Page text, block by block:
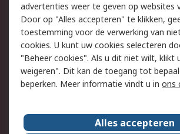
Wettelijk
Cookiebeleid
Email
Privacybeleid
Algemene
verkoopvoorwaarden
Over RS
advertenties weer te geven op websites
Door op "Alles accepteren" te klikken,
toestemming voor de verwerking van
cookies. U kunt uw cookies selecteren
"Beheer cookies". Als u dit niet wilt, klikt
weigeren". Dit kan de toegang tot
beperken. Meer informatie vindt u in ons
Alles accepteren